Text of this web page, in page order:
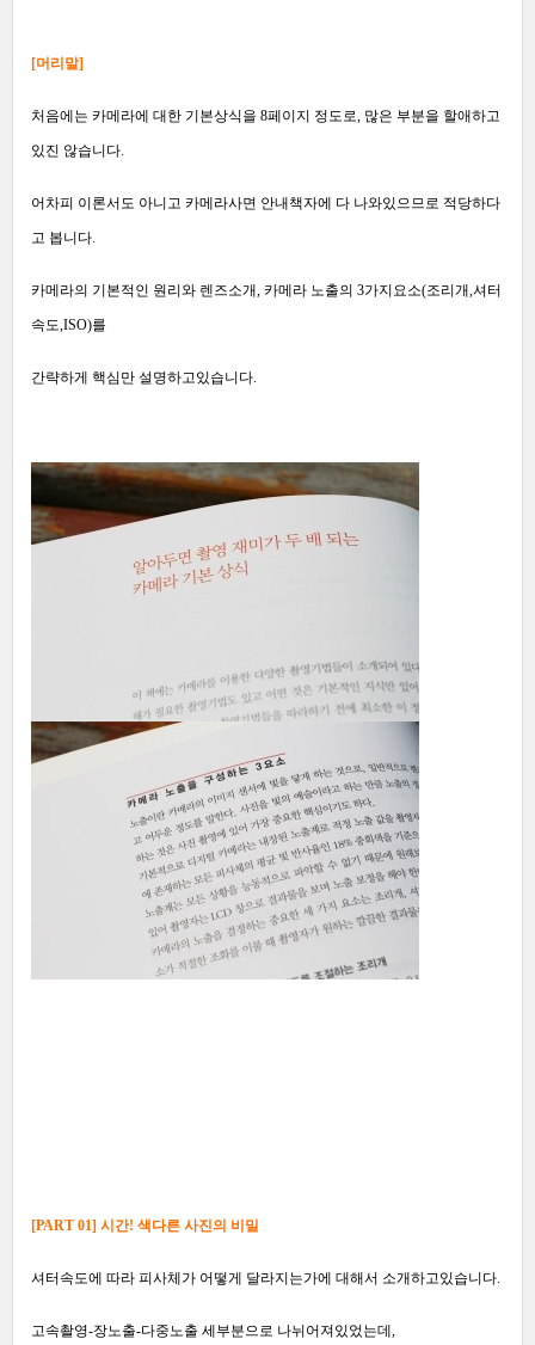
[머리말]
처음에는 카메라에 대한 기본상식을 8페이지 정도로, 많은 부분을 할애하고
있진 않습니다.
어차피 이론서도 아니고 카메라사면 안내책자에 다 나와있으므로 적당하다
고 봅니다.
카메라의 기본적인 원리와 렌즈소개, 카메라 노출의 3가지요소(조리개,셔터
속도,ISO)를
간략하게 핵심만 설명하고있습니다.
[PART 01] 시간! 색다른 사진의 비밀
셔터속도에 따라 피사체가 어떻게 달라지는가에 대해서 소개하고있습니다.
고속촬영-장노출-다중노출 세부분으로 나뉘어져있었는데,